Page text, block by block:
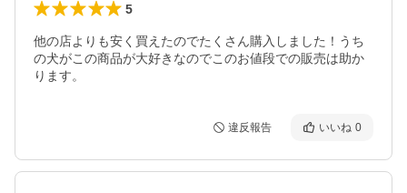
5
他の店よりも安く買えたのでたくさん購入しました！うち
の犬がこの商品が大好きなのでこのお値段での販売は助か
ります。
違反報告 いいね 0